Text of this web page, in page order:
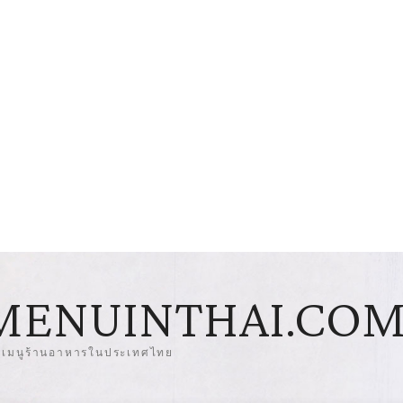
มนูร้านอาหารในประเทศไทย